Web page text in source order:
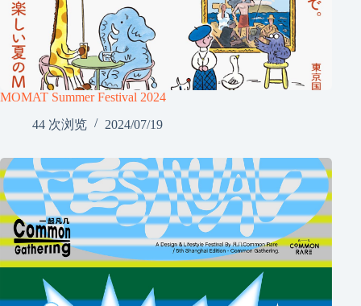
MOMAT Summer Festival 2024
44 次浏览
2024/07/19